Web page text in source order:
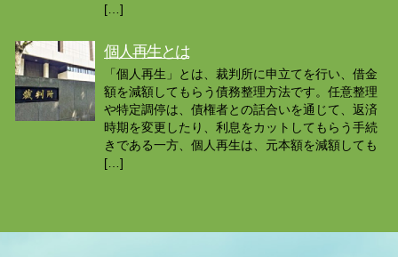
[…]
個人再生とは
「個人再生」とは、裁判所に申立てを行い、借金
額を減額してもらう債務整理方法です。任意整理
や特定調停は、債権者との話合いを通じて、返済
時期を変更したり、利息をカットしてもらう手続
きである一方、個人再生は、元本額を減額しても
[…]